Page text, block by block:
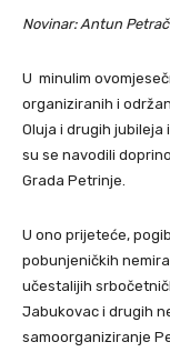
Novinar: Antun
U minulim
organiziranih i
Oluja i drugih jubileja
su se navodili
Grada Petrinje.
U ono prijeteće,
pobunjeničkih nemira
učestalijih
Jabukovac i drugih
samoorganiziranje